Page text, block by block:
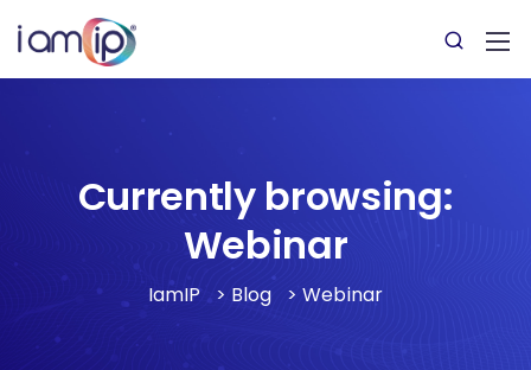
Currently browsing:
Webinar
IamIP > Blog >Webinar